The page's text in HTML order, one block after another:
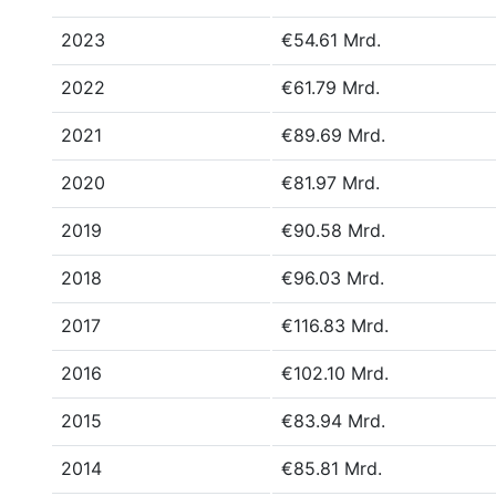
2023 €54.61 Mrd.
2022 €61.79 Mrd.
2021 €89.69 Mrd.
2020 €81.97 Mrd.
2019 €90.58 Mrd.
2018 €96.03 Mrd.
2017 €116.83 Mrd.
2016 €102.10 Mrd.
2015 €83.94 Mrd.
2014 €85.81 Mrd.